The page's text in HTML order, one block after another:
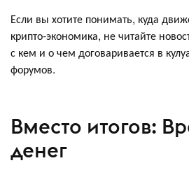
Если вы хотите понимать, куда
крипто-экономика, не читайте
с кем и о чем договаривается в
форумов.
Вместо итогов:
денег